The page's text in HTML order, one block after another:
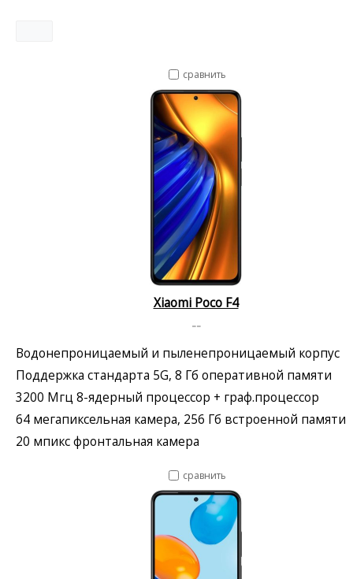
сравнить
Xiaomi Poco F4
--
Водонепроницаемый и пыленепроницаемый корпус
Поддержка стандарта 5G, 8 Гб оперативной памяти
3200 Мгц 8-ядерный процессор + граф.процессор
64 мегапиксельная камера, 256 Гб встроенной памяти
20 мпикс фронтальная камера
сравнить